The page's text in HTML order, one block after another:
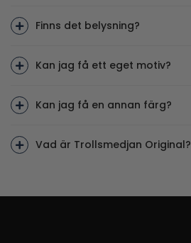
Finns det belysning?
Kan jag få ett eget motiv?
Kan jag få en annan färg?
Vad är Trollsmedjan Original?